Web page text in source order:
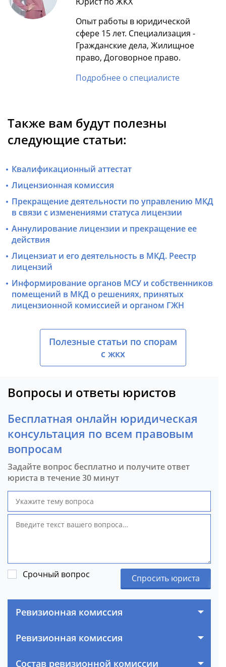
Опыт работы в юридической
сфере 15 лет. Специализация -
Гражданские дела, Жилищное
право, Договорное право.
Подробнее о специалисте
Также вам будут полезны
следующие статьи:
Квалификационный аттестат
Лицензионная комиссия
Прекращение деятельности по управлению МКД
в связи с изменениями статуса лицензии
Аннулирование лицензии и прекращение ее
действия
Лицензиат и его деятельность в МКД. Реестр
лицензий
Информирование органов МСУ и собственников
помещений в МКД о решениях, принятых
лицензионной комиссией и органом ГЖН
Полезные статьи по спорам
с жкх
Вопросы и ответы юристов
Бесплатная онлайн юридическая
консультация по всем правовым
вопросам
Задайте вопрос бесплатно и получите ответ
юриста в течение 30 минут
Срочный вопрос Спросить юриста
Ревизионная комиссия
Ревизионная комиссия
Состав ревизионной комиссии